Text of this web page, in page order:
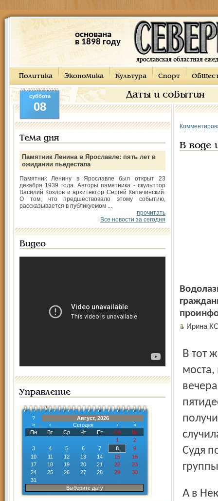
основана
в 1898 году
Политика Экономика Культура Спорт
Даты и события
суббота
08
Тема дня
Памятник Ленина в Ярославле: пять лет в
ожидании пьедестала
Памятник Ленину в Ярославле был открыт 23
декабря 1939 года. Авторы памятника - скульптор
Василий Козлов и архитектор Сергей Капачинский.
О том, что предшествовало этому событию,
рассказывается в публикуемом ...
прочитать
Все новости за сегодня
Видео
Управление
?
Август, 2026
«
‹ Сегодня ›
»
Пн
Вт Ср Чт Пт Сб
Вс
1
2
3
4 5 6 7 8
9
10
11 12 13 14 15
16
17
18 19 20 21 22
23
24
25 26 27 28 29
30
31
Выберите дату
В воде
Ирина
В тот же день в той же Которосли, но только у другого
Судя
А в Некрасовском МО в районе дамб у села Никольского